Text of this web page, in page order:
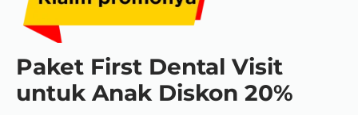
Paket First Dental Visit
untuk Anak Diskon 20%